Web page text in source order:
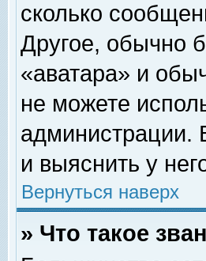
сколько
Другое, обычно
«аватара» и
не можете
администрации.
и выяснить у
Вернуться наверх
» Что такое